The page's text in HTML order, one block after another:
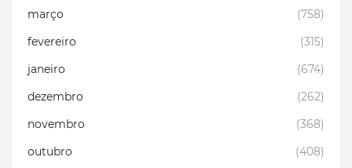
março
(758)
fevereiro
(315)
janeiro
(674)
dezembro
(262)
novembro
(368)
outubro
(408)